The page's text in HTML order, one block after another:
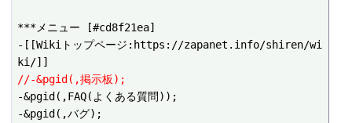
***メニュー [#cd8f21ea]
-[[Wikiトップページ:https://zapanet.info/shiren/wi
//-&pgid(,掲示板);
-&pgid(,FAQ(よくある質問));
-&pgid(,バグ);